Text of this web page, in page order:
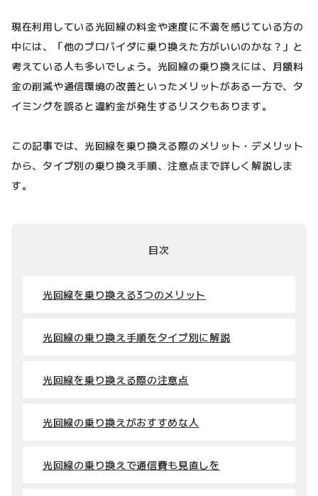
現在利用している光回線の料金や速度に不満を感じている方の
中には、「他のプロバイダに乗り換えた方がいいのかな？」と
考えている人も多いでしょう。光回線の乗り換えには、月額料
金の削減や通信環境の改善といったメリットがある一方で、タ
イミングを誤ると違約金が発生するリスクもあります。
この記事では、光回線を乗り換える際のメリット・デメリット
から、タイプ別の乗り換え手順、注意点まで詳しく解説しま
す。
目次
光回線を乗り換える3つのメリット
光回線の乗り換え手順をタイプ別に解説
光回線を乗り換える際の注意点
光回線の乗り換えがおすすめな人
光回線の乗り換えで通信費も見直しを